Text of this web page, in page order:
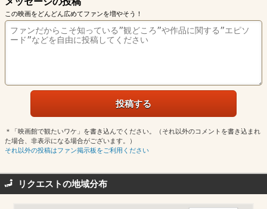
この映画をどんどん広めてファンを増やそう！
＊「映画館で観たいワケ」を書き込んでください。（それ以外のコメントを書き込まれ
た場合、非表示になる場合がございます。）
それ以外の投稿はファン掲示板をご利用ください
リクエストの地域分布